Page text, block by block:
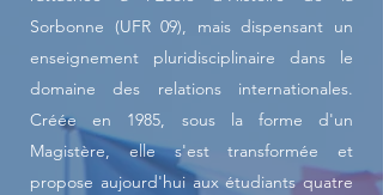
Sorbonne (UFR 09), mais dispensant un
enseignement pluridisciplinaire dans le
domaine des relations internationales.
Créée en 1985, sous la forme d'un
Magistère, elle s'est transformée et
propose aujourd'hui aux étudiants quatre